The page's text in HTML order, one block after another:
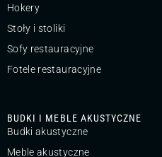
Hokery
Stoły i stoliki
Sofy restauracyjne
Fotele restauracyjne
BUDKI I MEBLE AKUSTYCZNE
Budki akustyczne
Meble akustyczne